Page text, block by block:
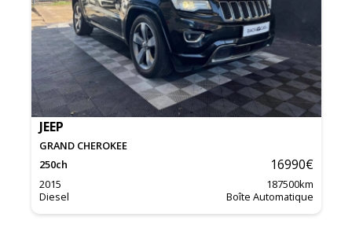
JEEP
GRAND CHEROKEE
250ch 16990€
2015 187500km
Diesel
Boîte Automatique